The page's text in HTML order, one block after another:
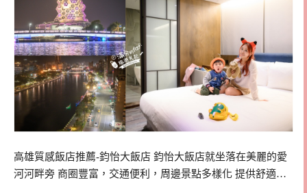
高雄質感飯店推薦-鈞怡大飯店 鈞怡大飯店就坐落在美麗的愛
河河畔旁 商圈豐富，交通便利，周邊景點多樣化 提供舒適…